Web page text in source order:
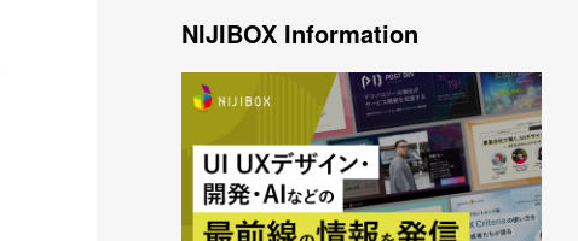
NIJIBOX Information